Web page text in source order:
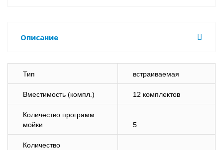
Описание
Тип встраиваемая
Вместимость (компл.) 12 комплектов
Количество программ
мойки
5
Количество